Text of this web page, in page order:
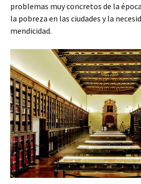
problemas muy concretos de la
la pobreza en las ciudades y la
mendicidad.